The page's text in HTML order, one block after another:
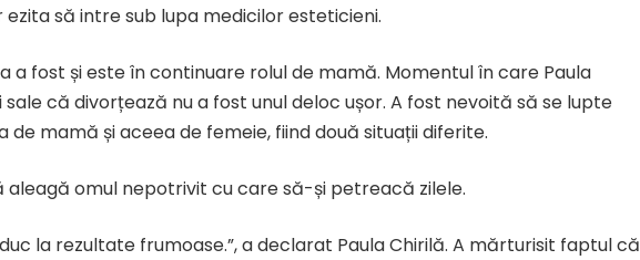
ezita să intre sub lupa medicilor esteticieni.
a fost și este în continuare rolul de mamă. Momentul în care Paula
că divorțează nu a fost unul deloc ușor. A fost nevoită să se lupte
de mamă și aceea de femeie, fiind două situații diferite.
aleagă omul nepotrivit cu care să-și petreacă zilele.
la rezultate frumoase.”, a declarat Paula Chirilă. A mărturisit faptul că